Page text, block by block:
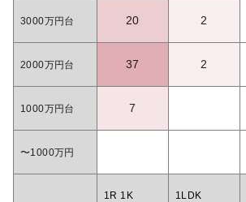
3000万円台 20 2
2000万円台 37 2
1000万円台 7
〜1000万円
1R 1K 1LDK